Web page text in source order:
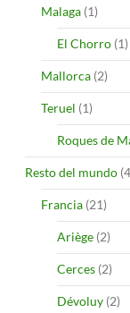
Malaga (1)
El Chorro (1)
Mallorca (2)
Teruel (1)
Roques de
Resto del mundo
Francia (21)
Ariège (2)
Cerces (2)
Dévoluy (2)